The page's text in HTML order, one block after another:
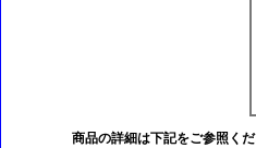
商品の詳細は下記をご参照くだ